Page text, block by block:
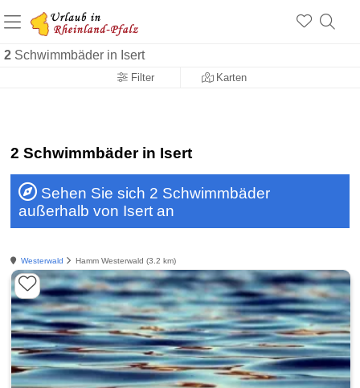
2 Schwimmbäder in Isert
Filter Karten
+1.500 Unterkünfte in Rheinland-Pfalz
+1.000 Sehenswürdigkeiten
2 Schwimmbäder in Isert
Sehen Sie sich 2 Schwimmbäder
außerhalb von Isert an
Westerwald Hamm Westerwald (3.2 km)